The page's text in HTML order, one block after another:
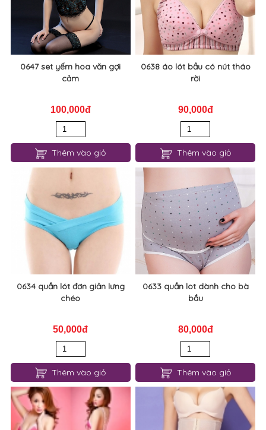
0647 set yếm hoa văn gợi
cảm
100,000đ
Thêm vào giỏ
0638 áo lót bầu có nút tháo
rời
90,000đ
Thêm vào giỏ
0634 quần lót đơn giản lưng
chéo
50,000đ
Thêm vào giỏ
0633 quần lot dành cho bà
bầu
80,000đ
Thêm vào giỏ